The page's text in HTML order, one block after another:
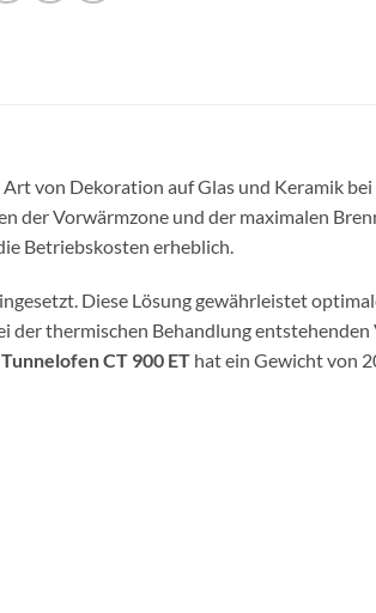
von Dekoration auf Glas und Keramik
der Vorwärmzone und der maximalen
Betriebskosten erheblich.
Diese Lösung gewährleistet
der thermischen Behandlung
Tunnelofen CT 900 ET hat ein Gewicht von